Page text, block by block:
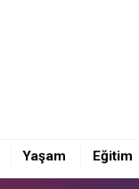
Yaşam Eğitim